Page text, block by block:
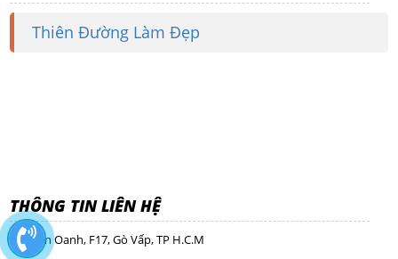
Thiên Đường Làm Đẹp
THÔNG TIN LIÊN HỆ
Nguyễn Oanh, F17, Gò Vấp, TP H.C.M